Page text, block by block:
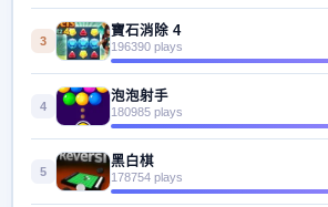
3
寶石消除 4
196390 plays
4
泡泡射手
180985 plays
5
黑白棋
178754 plays